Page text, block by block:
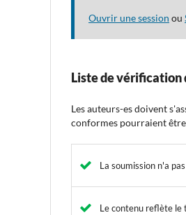
Ouvrir une session ou
Liste de vérification
Les auteurs-es doivent
conformes pourraient
La soumission n'a
Le contenu reflète le